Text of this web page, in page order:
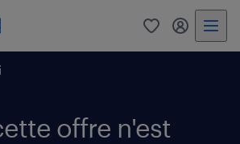
0 mon
offre n'est